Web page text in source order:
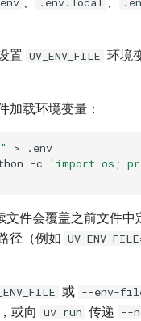
置 UV_ENV_FILE 环境
加载环境变量：
>
-c
'import os;
文件会覆盖之前文件中
径（例如
或 --env-
，或向 uv run 传递 --